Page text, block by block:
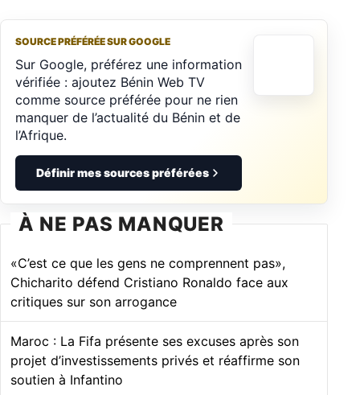
SOURCE PRÉFÉRÉE SUR GOOGLE
Sur Google, préférez une information
vérifiée : ajoutez Bénin Web TV
comme source préférée pour ne rien
manquer de l’actualité du Bénin et de
l’Afrique.
Définir mes sources préférées
À NE PAS MANQUER
«C’est ce que les gens ne comprennent pas»,
Chicharito défend Cristiano Ronaldo face aux
critiques sur son arrogance
Maroc : La Fifa présente ses excuses après son
projet d’investissements privés et réaffirme son
soutien à Infantino